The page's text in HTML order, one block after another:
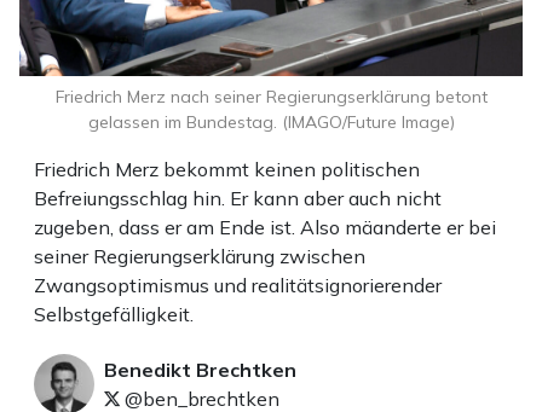
Friedrich Merz bekommt keinen politischen
Befreiungsschlag hin. Er kann aber auch nicht
zugeben, dass er am Ende ist. Also mäanderte er bei
seiner Regierungserklärung zwischen
Zwangsoptimismus und realitätsignorierender
Selbstgefälligkeit.
Benedikt Brechtken
@ben_brechtken
Friedrich Merz nach seiner Regierungserklärung betont
gelassen im Bundestag. (IMAGO/Future Image)